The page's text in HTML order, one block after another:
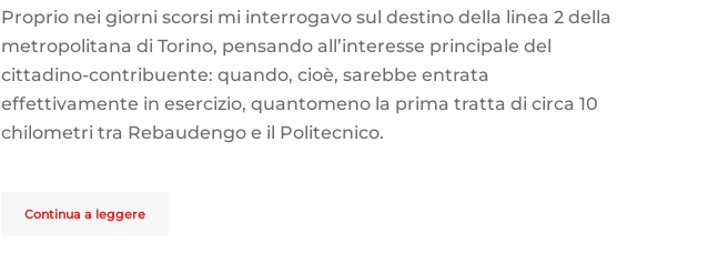
Proprio nei giorni scorsi mi interrogavo sul destino della linea 2 della
metropolitana di Torino, pensando all’interesse principale del
cittadino-contribuente: quando, cioè, sarebbe entrata
effettivamente in esercizio, quantomeno la prima tratta di circa 10
chilometri tra Rebaudengo e il Politecnico.
Continua a leggere